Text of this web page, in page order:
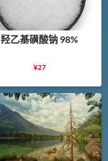
羟乙基磺酸钠 98%
¥27